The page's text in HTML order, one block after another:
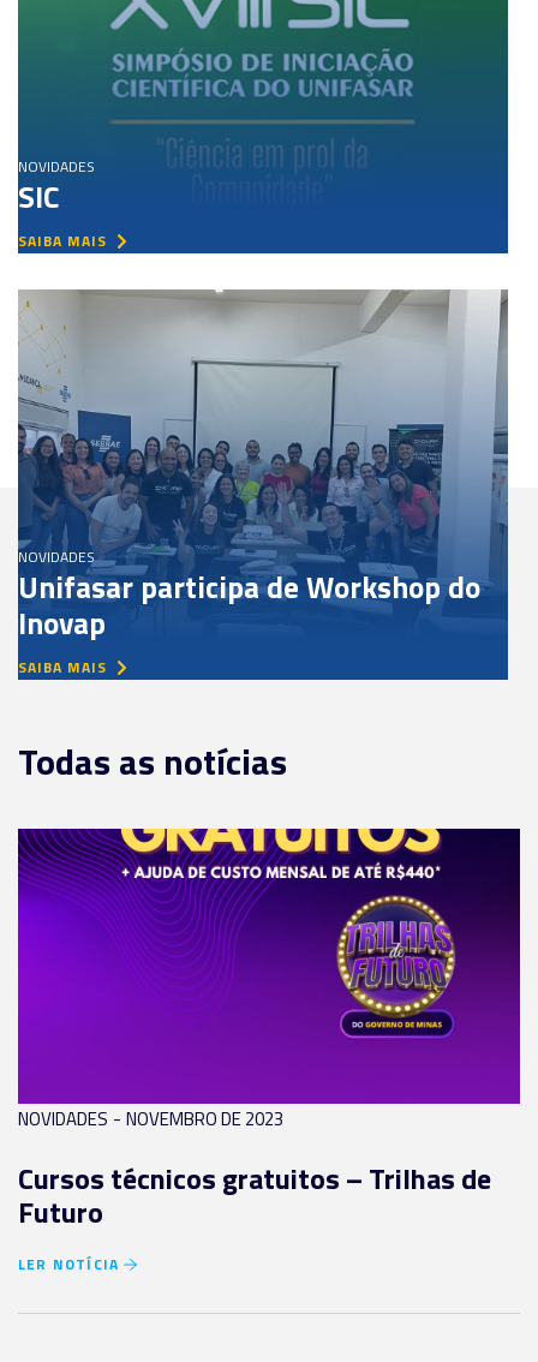
NOVIDADES
SIC
SAIBA MAIS
NOVIDADES
Unifasar participa de Workshop do
Inovap
SAIBA MAIS
Todas as notícias
NOVIDADES - NOVEMBRO DE 2023
Cursos técnicos gratuitos – Trilhas de
Futuro
LER NOTÍCIA